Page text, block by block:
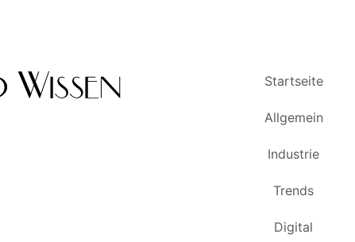
Startseite
Allgemein
Industrie
Trends
Digital